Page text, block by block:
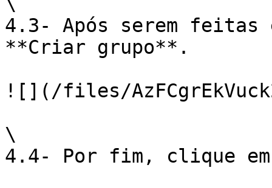
4.3- Após serem feitas
**Criar grupo**.
![](/files/
\
4.4- Por fim, clique